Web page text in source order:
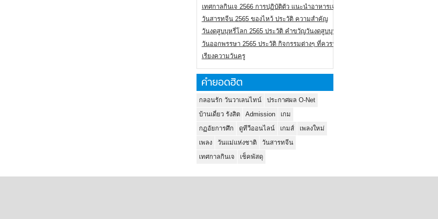
เทศกาลกินเจ 2566 การปฏิบัติตัว แนะนำอาหารเจ
วันสารทจีน 2565 ของไหว้ ประวัติ ความสำคัญ
วันงดสูบบุหรี่โลก 2565 ประวัติ คำขวัญวันงดสูบบุหรี่โลก
วันออกพรรษา 2565 ประวัติ กิจกรรมต่างๆ ที่ควรปฏิบัติ
เรียงความวันครู
คำยอดฮิต
กลอนรัก วันวาเลนไทน์
ประกาศผล O-Net
บ้านเดี่ยว รังสิต
Admission
เกม
กฏอัยการศึก
ดูทีวีออนไลน์ เกมส์
เพลงใหม่
เพลง
วันแม่แห่งชาติ
วันสารทจีน
เทศกาลกินเจ
เช็คพัสดุ